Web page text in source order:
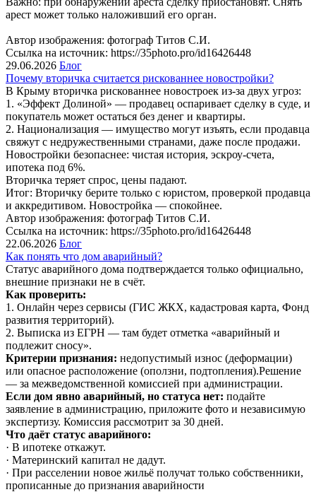
арест может только наложивший его орган.
Автор изображения: фотограф Титов С.И.
Ссылка на источник: https://35photo.pro/id16426448
29.06.2026 Блог
Почему вторичка считается рискованнее новостройки?
В Крыму вторичка рискованнее новостроек из-за двух угроз:
1. «Эффект Долиной» — продавец оспаривает сделку в суде, и
покупатель может остаться без денег и квартиры.
2. Национализация — имущество могут изъять, если продавца
свяжут с недружественными странами, даже после продажи.
Новостройки безопаснее: чистая история, эскроу-счета,
ипотека под 6%.
Вторичка теряет спрос, цены падают.
Итог: Вторичку берите только с юристом, проверкой продавца
и аккредитивом. Новостройка — спокойнее.
Автор изображения: фотограф Титов С.И.
Ссылка на источник: https://35photo.pro/id16426448
22.06.2026 Блог
Как понять что дом аварийный?
Статус аварийного дома подтверждается только официально,
внешние признаки не в счёт.
Как проверить:
1. Онлайн через сервисы (ГИС ЖКХ, кадастровая карта, Фонд
развития территорий).
2. Выписка из ЕГРН — там будет отметка «аварийный и
подлежит сносу».
Критерии признания: недопустимый износ (деформации)
или опасное расположение (оползни, подтопления).Решение
— за межведомственной комиссией при администрации.
Если дом явно аварийный, но статуса нет: подайте
заявление в администрацию, приложите фото и независимую
экспертизу. Комиссия рассмотрит за 30 дней.
Что даёт статус аварийного:
· В ипотеке откажут.
· Материнский капитал не дадут.
· При расселении новое жильё получат только собственники,
прописанные до признания аварийности